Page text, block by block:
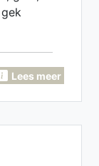
Lees meer